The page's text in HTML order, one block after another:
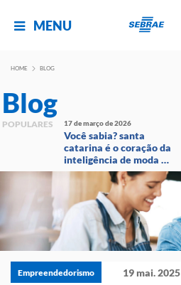
MENU
HOME BLOG
Blog
POPULARES 17 de março de 2026
Você sabia? santa
catarina é o coração da
inteligência de moda no
brasil!
Empreendedorismo 19 mai. 2025